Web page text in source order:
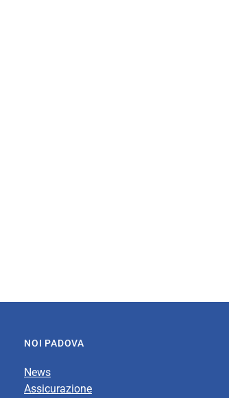
NOI PADOVA
News
Assicurazione